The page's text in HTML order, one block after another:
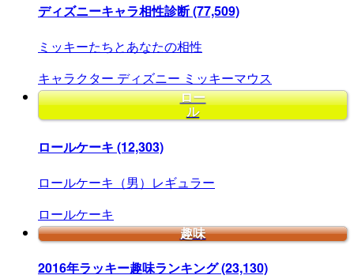
ディズニーキャラ相性診断(77,509)
ミッキーたちとあなたの相性
キャラクター ディズニー ミッキーマウス
ロー
ル
ロールケーキ (12,303)
ロールケーキ（男）レギュラー
ロールケーキ
趣味
2016年ラッキー趣味ランキング(23,130)